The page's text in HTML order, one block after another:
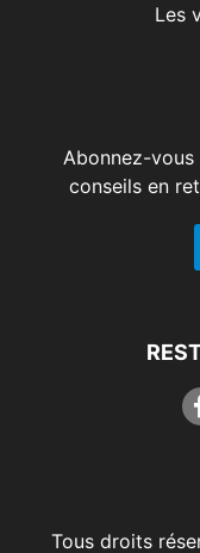
Les
Abonnez-
conseils en
Tous droits